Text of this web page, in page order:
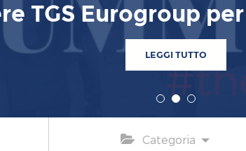
TGS Eurogroup
LEGGI TUTTO
Categoria